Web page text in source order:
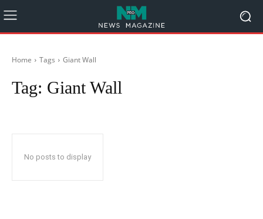
Home Tags Giant Wall
Tag: Giant Wall
No posts to display